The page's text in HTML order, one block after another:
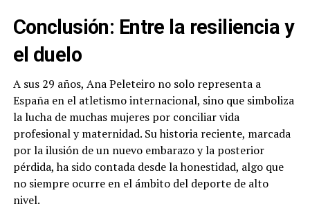
Conclusión: Entre la resiliencia y
el duelo
A sus 29 años, Ana Peleteiro no solo representa a
España en el atletismo internacional, sino que simboliza
la lucha de muchas mujeres por conciliar vida
profesional y maternidad. Su historia reciente, marcada
por la ilusión de un nuevo embarazo y la posterior
pérdida, ha sido contada desde la honestidad, algo que
no siempre ocurre en el ámbito del deporte de alto
nivel.